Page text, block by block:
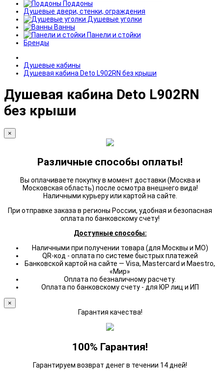
Поддоны
Душевые двери, стенки, ограждения
Душевые уголки
Ванны
Панели и стойки
Бренды
Душевые кабины
Душевая кабина Deto L902RN без крыши
Душевая кабина Deto L902RN
без крыши
×
Различные способы оплаты!
Вы оплачиваете покупку в момент доставки (Москва и
Московская область) после осмотра внешнего вида!
Наличными курьеру или картой на сайте.
При отправке заказа в регионы России, удобная и безопасная
оплата по банковскому счету!
Доступные способы:
Наличными при получении товара (для Москвы и МО)
QR-код - оплата по системе быстрых платежей
Банковской картой на сайте — Visa, Mastercard и Maestro,
«Мир»
Оплата по безналичному расчету.
Оплата по банковскому счету - для ЮР лиц и ИП
×
Гарантия качества!
100% Гарантия!
Гарантируем возврат денег в течении 14 дней!